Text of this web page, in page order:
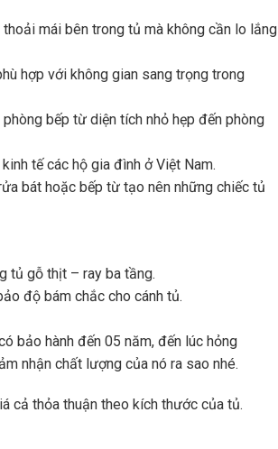
mái bên trong tủ mà không cần lo lắng
hợp với không gian sang trọng trong
bếp từ diện tích nhỏ hẹp đến phòng
tế các hộ gia đình ở Việt Nam.
bát hoặc bếp từ tạo nên những chiếc tủ
tủ gỗ thịt – ray ba tầng.
độ bám chắc cho cánh tủ.
bảo hành đến 05 năm, đến lúc hỏng
nhận chất lượng của nó ra sao nhé.
cả thỏa thuận theo kích thước của tủ.